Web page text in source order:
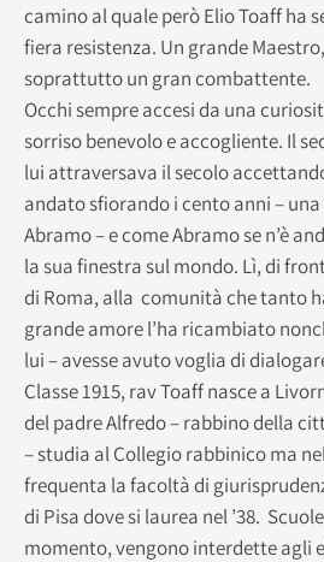
camino al quale però Elio Toaff ha
fiera resistenza. Un grande
soprattutto un gran combattente.
Occhi sempre accesi da una
sorriso benevolo e accogliente. Il
lui attraversava il secolo
andato sfiorando i cento anni –
Abramo – e come Abramo se n’è
la sua finestra sul mondo. Lì, di
di Roma, alla comunità che tanto
grande amore l’ha ricambiato
lui – avesse avuto voglia di
Classe 1915, rav Toaff nasce a
del padre Alfredo – rabbino della
– studia al Collegio rabbinico ma
frequenta la facoltà di
di Pisa dove si laurea nel ’38.
momento, vengono interdette agli